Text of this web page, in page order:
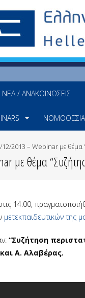
ΝΈΑ / ΑΝΑΚΟΙΝΏΣΕΙΣ
ΝΟΜΟΘΕΣΊΑ
12/2013 – Webinar με θέμα
με θέμα
14.00,
μετεκπαιδευτικών της
“Συζήτηση
Α. Αλαβέρας.